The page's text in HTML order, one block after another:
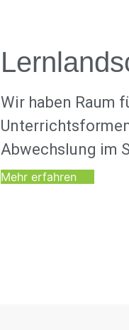
Wir haben Raum
Abwechslung im
Mehr erfahren